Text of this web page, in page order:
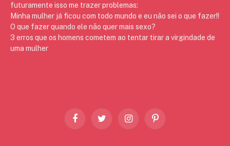
futuramente isso me trazer problemas:
Minha mulher já ficou com todo mundo e eu não sei o que fazer!!
O que fazer quando ele não quer mais sexo?
3 erros que os homens cometem ao tentar tirar a virgindade de
uma mulher
FacebookTwitter InstagramPinterest